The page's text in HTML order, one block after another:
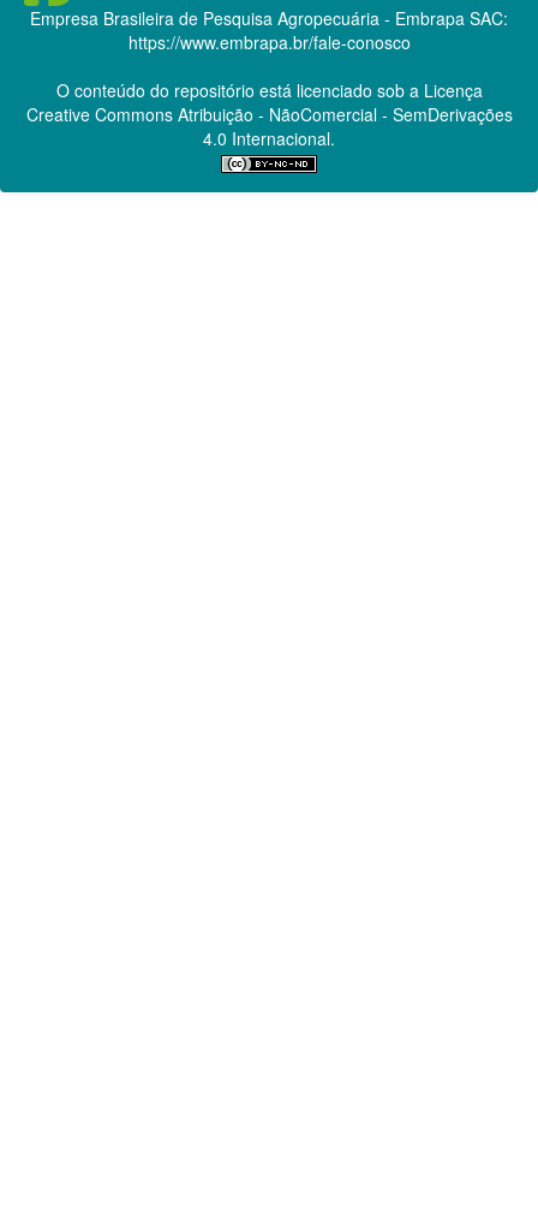
Empresa Brasileira de Pesquisa Agropecuária - Embrapa SAC:
https://www.embrapa.br/fale-conosco
O conteúdo do repositório está licenciado sob a Licença
Creative CommonsAtribuição - NãoComercial - SemDerivações
4.0 Internacional.